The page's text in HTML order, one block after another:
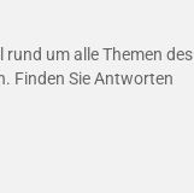
um alle Themen des
Finden Sie Antworten